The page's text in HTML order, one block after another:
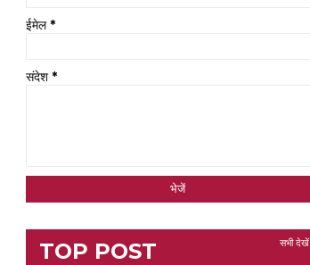
ईमेल *
संदेश *
TOP POST सभी देखें